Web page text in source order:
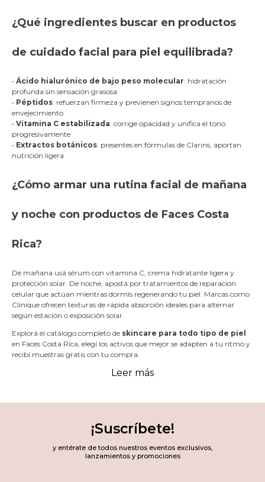
¿Qué ingredientes buscar en productos
de cuidado facial para piel equilibrada?
• Ácido hialurónico de bajo peso molecular: hidratación
profunda sin sensación grasosa
• Péptidos: refuerzan firmeza y previenen signos tempranos de
envejecimiento
• Vitamina C estabilizada: corrige opacidad y unifica el tono
progresivamente
• Extractos botánicos: presentes en fórmulas de Clarins, aportan
nutrición ligera
¿Cómo armar una rutina facial de mañana
y noche con productos de Faces Costa
Rica?
De mañana usá sérum con vitamina C, crema hidratante ligera y
protección solar. De noche, apostá por tratamientos de reparación
celular que actúan mientras dormís regenerando tu piel. Marcas como
Clinique ofrecen texturas de rápida absorción ideales para alternar
según estación o exposición solar.
Explorá el catálogo completo de skincare para todo tipo de piel
en Faces Costa Rica, elegí los activos que mejor se adapten a tu ritmo y
recibí muestras gratis con tu compra.
Leer más
¡Suscríbete!
y entérate de todos nuestros eventos exclusivos,
lanzamientos y promociones